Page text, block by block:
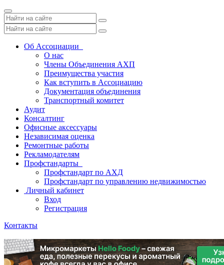
Toggle
navigation
Об Ассоциации
О нас
Члены Объединения АХП
Преимущества участия
Как вступить в Ассоциацию
Документация объединения
Транспортный комитет
Аудит
Консалтинг
Офисные аксессуары
Независимая оценка
Ремонтные работы
Рекламодателям
Профстандарты
Профстандарт по АХД
Профстандарт по управлению недвижимостью
Личный кабинет
Вход
Регистрация
Контакты